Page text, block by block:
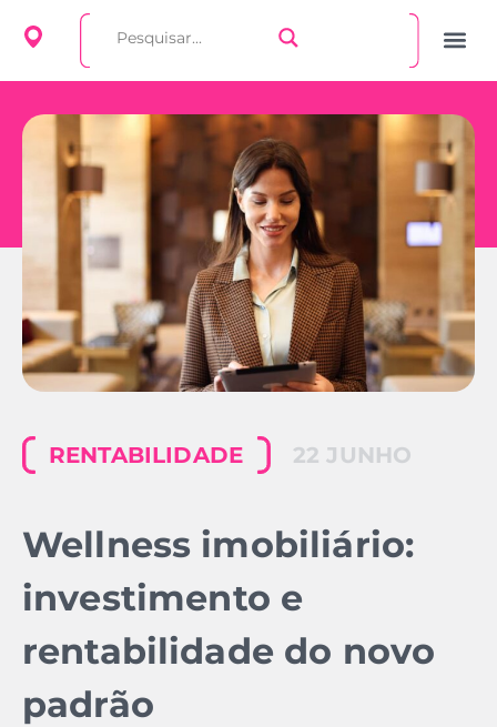
RENTABILIDADE 22 JUNHO
Wellness imobiliário:
investimento e
rentabilidade do novo
padrão